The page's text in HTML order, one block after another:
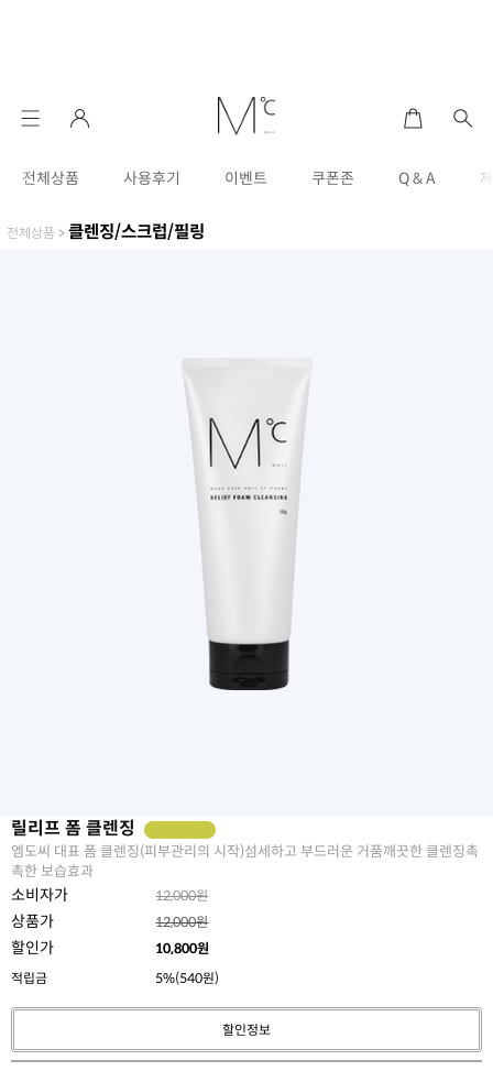
전체상품 사용후기 이벤트 쿠폰존 Q & A
전체상품 > 클렌징/스크럽/필링
릴리프 폼 클렌징
엠도씨 대표 폼 클렌징(피부관리의 시작)섬세하고 부드러운 거품깨끗한 클렌징촉
촉한 보습효과
소비자가 12,000원
상품가 12,000원
할인가 10,800원
적립금
5%(540원)
할인정보